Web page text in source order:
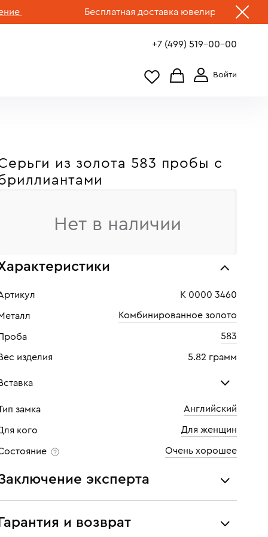
Бесплатная доставка ювелирных изделий по
+7 (499) 519-00-00
из золота 583 пробы c
Нет в наличии
К 0000 3460
Комбинированное золото
583
изделия 5.82 грамм
Бриллиант
10 шт
Огранка Круглая
замка Английский
кого Для женщин
Очень хорошее
эксперта
украшения проходят экспертизу подлинности и
характеристикам ювелирных изделий,
бриллиантов (вес, проба, драгоценный металл, цвет,
Гарантия и возврат